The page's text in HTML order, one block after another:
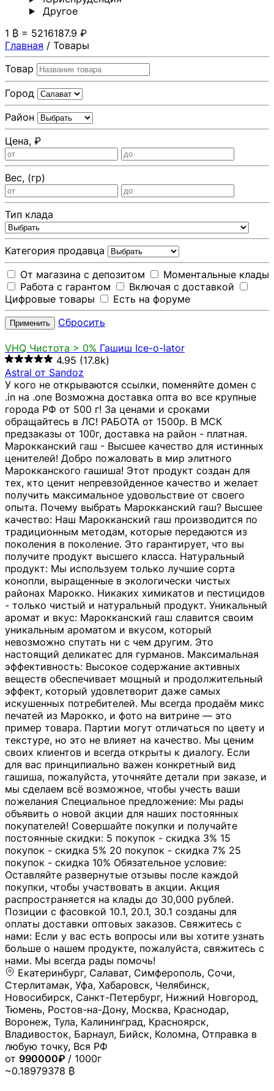
Другoе
1 ₿ = 5216187.9 ₽
Главная / Товары
Товар
Город
Район
Цена, ₽
Вес, (гр)
Тип клада
Категория продавца
От магазина с депозитом
Моментальные клады
Работа с гарантом
Включая с доставкой
Цифровые товары
Есть на форуме
Применить Сбросить
VHQ Чистота > 0% Гашиш Ice-o-lator
4.95 (17.8k)
Astral от Sandoz
У кого не открываются ссылки, поменяйте домен с
.in на .one Возможна доставка опта во все крупные
города РФ от 500 г! За ценами и сроками
обращайтесь в ЛС! РАБОТА от 1500р. В МСК
предзаказы от 100г, доставка на район - платная.
Марокканский гаш - Высшее качество для истинных
ценителей! Добро пожаловать в мир элитного
Марокканского гашиша! Этот продукт создан для
тех, кто ценит непревзойденное качество и желает
получить максимальное удовольствие от своего
опыта. Почему выбрать Марокканский гаш? Высшее
качество: Наш Марокканский гаш производится по
традиционным методам, которые передаются из
поколения в поколение. Это гарантирует, что вы
получите продукт высшего класса. Натуральный
продукт: Мы используем только лучшие сорта
конопли, выращенные в экологически чистых
районах Марокко. Никаких химикатов и пестицидов
- только чистый и натуральный продукт. Уникальный
аромат и вкус: Марокканский гаш славится своим
уникальным ароматом и вкусом, который
невозможно спутать ни с чем другим. Это
настоящий деликатес для гурманов. Максимальная
эффективность: Высокое содержание активных
веществ обеспечивает мощный и продолжительный
эффект, который удовлетворит даже самых
искушенных потребителей. Мы всегда продаём микс
печатей из Марокко, и фото на витрине — это
пример товара. Партии могут отличаться по цвету и
текстуре, но это не влияет на качество. Мы ценим
своих клиентов и всегда открыты к диалогу. Если
для вас принципиально важен конкретный вид
гашиша, пожалуйста, уточняйте детали при заказе, и
мы сделаем всё возможное, чтобы учесть ваши
пожелания Специальное предложение: Мы рады
объявить о новой акции для наших постоянных
покупателей! Совершайте покупки и получайте
постоянные скидки: 5 покупок - скидка 3% 15
покупок - скидка 5% 20 покупок - скидка 7% 25
покупок - скидка 10% Обязательное условие:
Оставляйте развернутые отзывы после каждой
покупки, чтобы участвовать в акции. Акция
распространяется на клады до 30,000 рублей.
Позиции с фасовкой 10.1, 20.1, 30.1 созданы для
оплаты доставки оптовых заказов. Свяжитесь с
нами: Если у вас есть вопросы или вы хотите узнать
больше о нашем продукте, пожалуйста, свяжитесь с
нами. Мы всегда рады помочь!
Екатеринбург, Салават, Симферополь, Сочи,
Стерлитамак, Уфа, Хабаровск, Челябинск,
Новосибирск, Санкт-Петербург, Нижний Новгород,
Тюмень, Ростов-на-Дону, Москва, Краснодар,
Воронеж, Тула, Калининград, Красноярск,
Владивосток, Барнаул, Бийск, Коломна, Отправка в
любую точку, Вся РФ
от 990000₽ / 1000г
~0.18979378 ₿